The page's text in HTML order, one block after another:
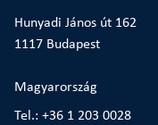
Hunyadi János út 162
1117 Budapest
Magyarország
Tel.: +36 1 203 0028